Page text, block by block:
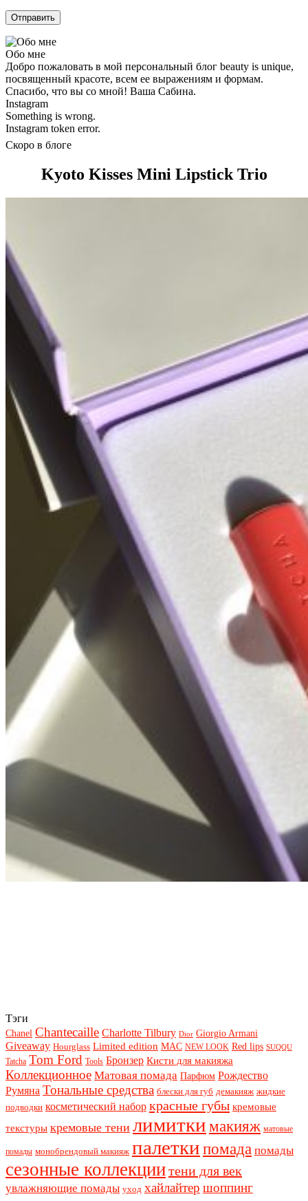
Обо мне
Добро пожаловать в мой персональный блог beauty is unique,
посвященный красоте, всем ее выражениям и формам.
Спасибо, что вы со мной! Ваша Сабина.
Instagram
Something is wrong.
Instagram token error.
Скоро в блоге
Kyoto Kisses Mini Lipstick Trio
Тэги
Chanel Chantecaille Charlotte Tilbury Dior Giorgio Armani
Giveaway Hourglass Limited edition MAC NEW LOOK Red lips SUQQU
Tatcha Tom Ford Tools Бронзер Кисти для макияжа
Коллекционное Матовая помада Парфюм Рождество
Румяна Тональные средства блески для губ демакияж жидкие
подводки косметический набор красные губы кремовые
текстуры кремовые тени лимиткимакияж матовые
помады монобрендовый макияж палеткипомада помады
сезонные коллекциитени для век
увлажняющие помады уход хайлайтер шоппинг